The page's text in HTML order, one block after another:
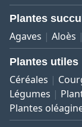
Plantes
Agaves Aloès
Plantes utiles
Céréales
Légumes
Plantes